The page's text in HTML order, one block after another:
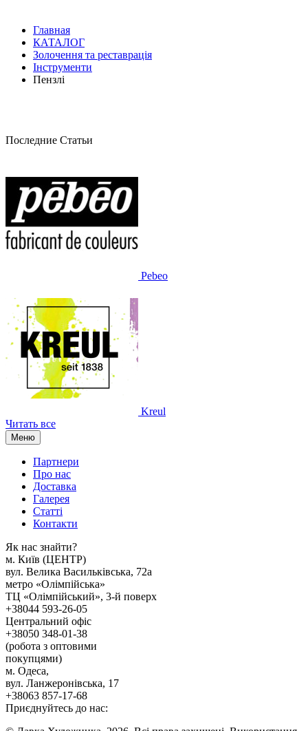
Главная
КАТАЛОГ
Золочення та реставрація
Інструменти
Пензлі
Последние Статьи
Pebeo
Kreul
Читать все
Меню
Партнери
Про нас
Доставка
Галерея
Статтi
Контакти
Як наc знайти?
м. Киïв (ЦЕНТР)
вул. Велика Васильківська, 72а
метро «Олімпійська»
ТЦ «Олімпійський», 3-й поверх
+38044 593-26-05
Центральний офіс
+38050 348-01-38
(робота з оптовими
покупцями)
м. Одеса,
вул. Ланжеронівська, 17
+38063 857-17-68
Приєднуйтесь до нас: